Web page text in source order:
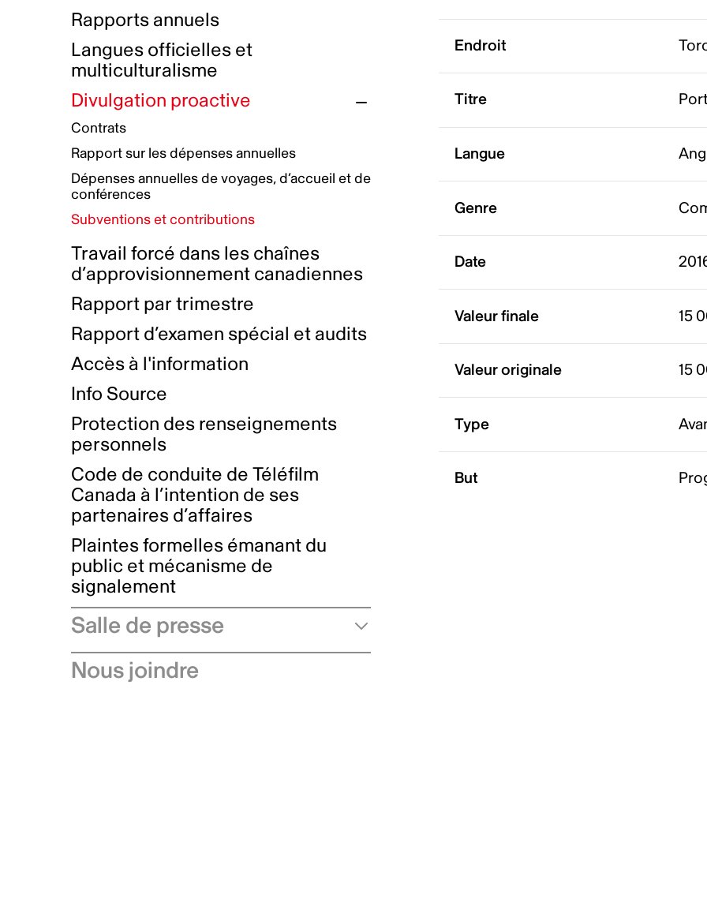
Initiatives autochtones
Plan de réconciliation autochtone
Groupe de travail autochtone
Principes directeurs sur le
harcèlement
Plan d’action pour la parité
Plan d'équité, de diversité,
d'inclusion et d'accessibilité
Boîte à outils pour le récit authentique
Collecte de données et l’auto-identification
Plan d'accessibilité
Rémunération et avantages
Prix et certifications
Nos valeurs d’entreprise
Rapports annuels
Langues officielles et
multiculturalisme
Divulgation proactive
Contrats
Rapport sur les dépenses annuelles
Dépenses annuelles de voyages, d’accueil et de
conférences
Subventions et contributions
Travail forcé dans les chaînes
d’approvisionnement canadiennes
Rapport par trimestre
Rapport d’examen spécial et audits
Accès à l'information
Info Source
Protection des renseignements
personnels
Code de conduite de Téléfilm
Canada à l’intention de ses
partenaires d’affaires
Plaintes formelles émanant du
public et mécanisme de
signalement
Salle de presse
Communiqués de presse
Nous joindre
Endroit
Titre
Langue
Genre
Date
Valeur finale 15
Valeur originale 15
Type
But